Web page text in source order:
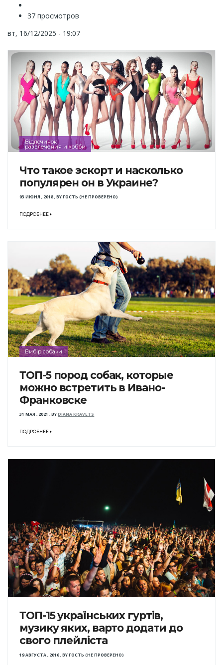
37 просмотров
вт, 16/12/2025 - 19:07
Відпочинок
развлечения и хобби
Что такое эскорт и насколько
популярен он в Украине?
03 ИЮНЯ , 2018,BYГОСТЬ (НЕ ПРОВЕРЕНО)
ПОДРОБНЕЕ
Вибір собаки
ТОП-5 пород собак, которые
можно встретить в Ивано-
Франковске
31 МАЯ , 2021 ,BYDIANA KRAVETS
ПОДРОБНЕЕ
ТОП-15 українських гуртів,
музику яких, варто додати до
свого плейліста
19 АВГУСТА , 2016,BYГОСТЬ (НЕ ПРОВЕРЕНО)